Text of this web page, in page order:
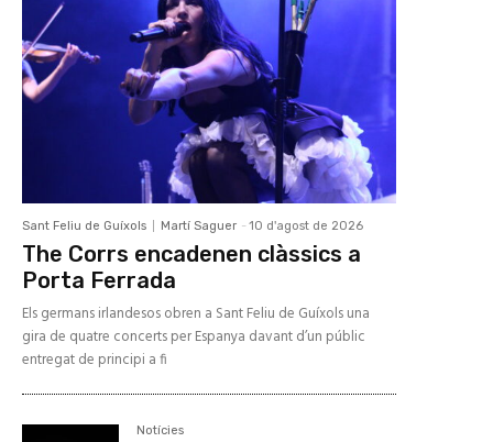
Sant Feliu de Guíxols Martí Saguer - 10 d'agost de 2026
The Corrs encadenen clàssics a
Porta Ferrada
Els germans irlandesos obren a Sant Feliu de Guíxols una
gira de quatre concerts per Espanya davant d’un públic
entregat de principi a fi
Notícies